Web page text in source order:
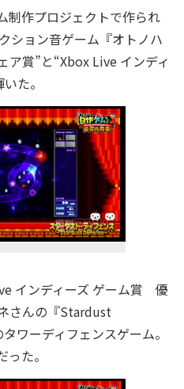
制作プロジェクトで作られ
ション音ゲーム『オトノハ
ア賞”と“Xbox Live インディ
た。
インディーズ ゲーム賞 優
さんの『Stardust
ワーディフェンスゲーム。
た。